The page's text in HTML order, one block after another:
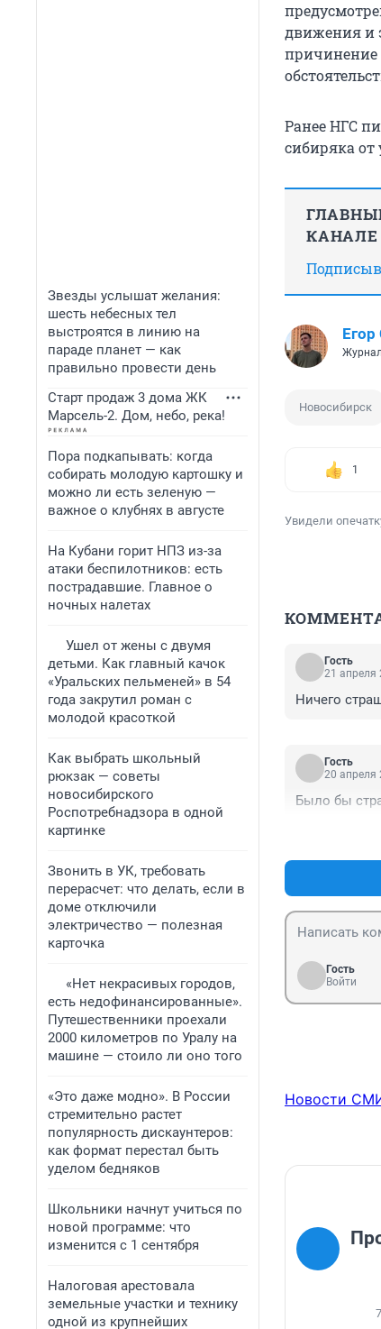
Звезды услышат желания:
шесть небесных тел
выстроятся в линию на
параде планет — как
правильно провести день
Старт продаж 3 дома ЖК
Марсель-2. Дом, небо, река!
Пора подкапывать: когда
собирать молодую картошку и
можно ли есть зеленую —
важное о клубнях в августе
На Кубани горит НПЗ из-за
атаки беспилотников: есть
пострадавшие. Главное о
ночных налетах
Ушел от жены с двумя
детьми. Как главный качок
«Уральских пельменей» в 54
года закрутил роман с
молодой красоткой
Как выбрать школьный
рюкзак — советы
новосибирского
Роспотребнадзора в одной
картинке
Звонить в УК, требовать
перерасчет: что делать, если в
доме отключили
электричество — полезная
карточка
«Нет некрасивых городов,
есть недофинансированные».
Путешественники проехали
2000 километров по Уралу на
машине — стоило ли оно того
«Это даже модно». В России
стремительно растет
популярность дискаунтеров:
как формат перестал быть
уделом бедняков
Школьники начнут учиться по
новой программе: что
изменится с 1 сентября
Налоговая арестовала
земельные участки и технику
одной из крупнейших
движения и
причинение
Ранее НГС
сибиряка от
КАНАЛЕ
Новосибирск
1
Увидели
Гость
21 апреля
Ничего
Гость
20 апреля
Было бы
Гость
Войти
Новости